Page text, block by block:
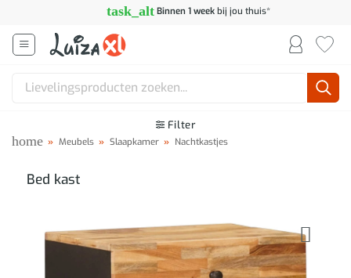
inhoud
task_alt Binnen 1 weekbij jou thuis*
Zoeken
Filter
home » Meubels » Slaapkamer » Nachtkastjes
Bed kast